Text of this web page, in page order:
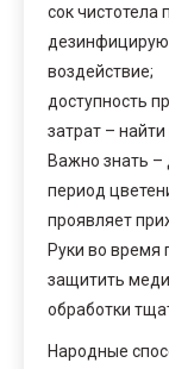
сок чистотела
воздействие;
доступность
затрат – найти
Важно знать –
период
проявляет
Руки во время
защитить
обработки
Народные